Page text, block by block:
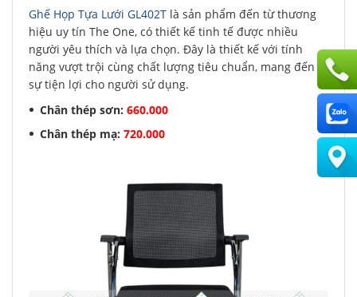
Ghế Họp Tựa Lưới GL402T là sản phẩm đến từ thương
hiệu uy tín The One, có thiết kế tinh tế được nhiều
người yêu thích và lựa chọn. Đây là thiết kế với tính
năng vượt trội cùng chất lượng tiêu chuẩn, mang đến
sự tiện lợi cho người sử dụng.
Chân thép sơn: 660.000
Chân thép mạ: 720.000